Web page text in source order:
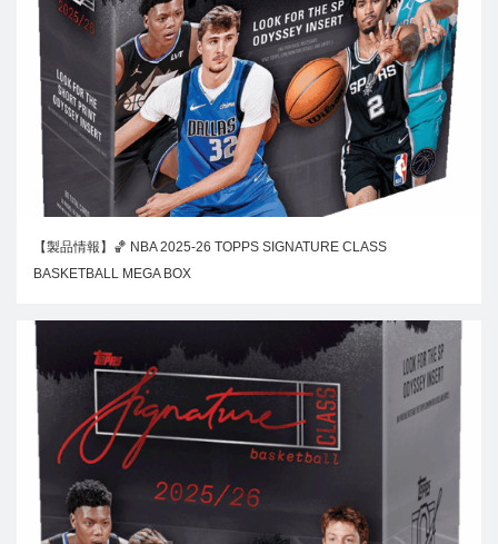
【製品情報】🏀 NBA 2025-26 TOPPS SIGNATURE CLASS
BASKETBALL MEGA BOX